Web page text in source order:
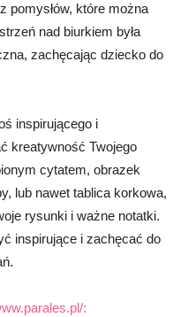
pomysłów, które można
nad biurkiem była
zachęcając dziecko do
inspirującego i
kreatywność Twojego
cytatem, obrazek
lub nawet tablica korkowa,
rysunki i ważne notatki.
inspirujące i zachęcać do
: